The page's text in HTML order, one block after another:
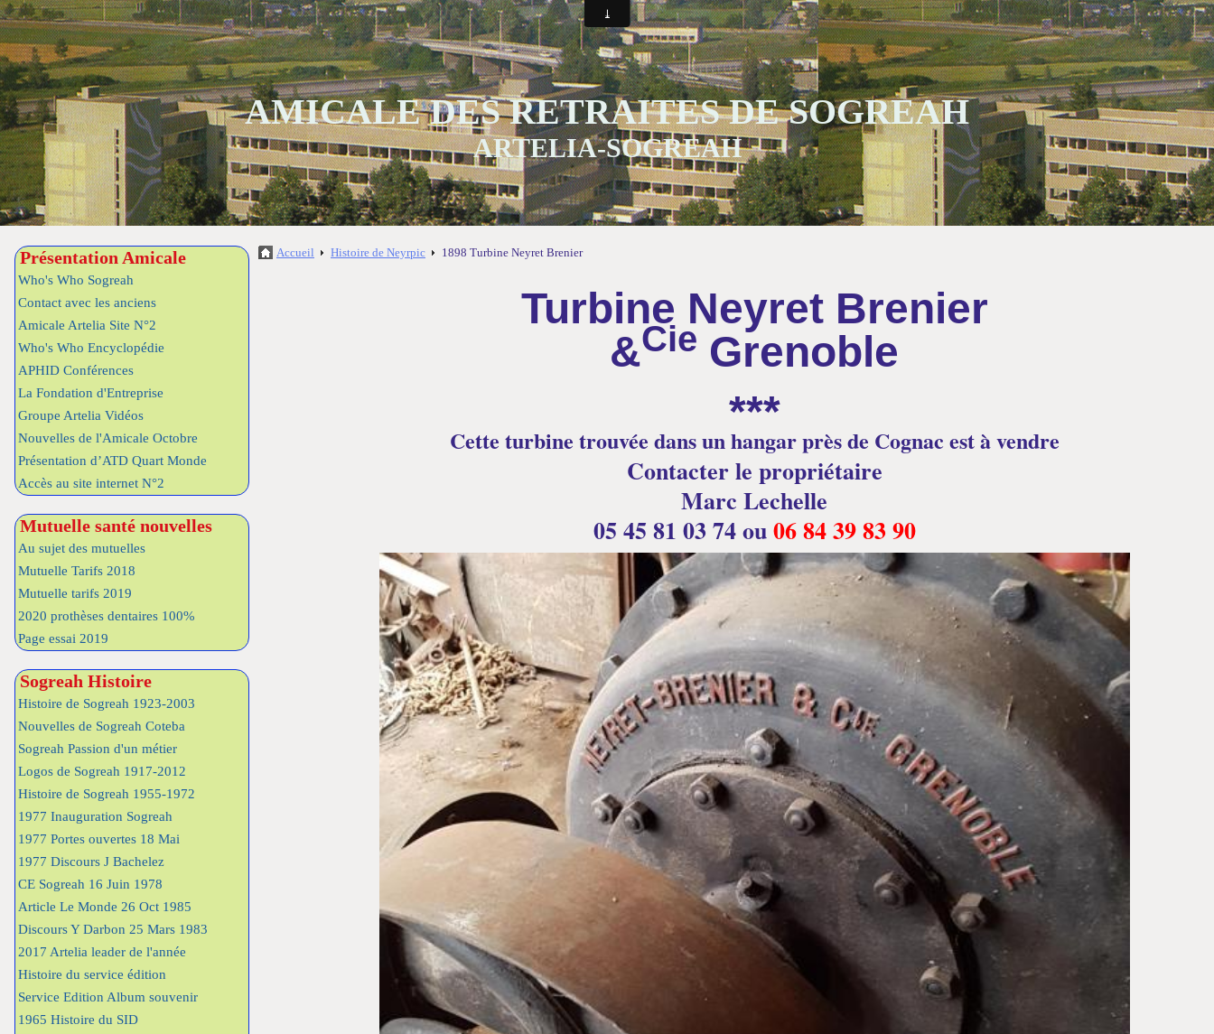
AMICALE DES RETRAITES DE SOGREAH
ARTELIA-SOGREAH
Présentation Amicale
Who's Who Sogreah
Contact avec les anciens
Amicale Artelia Site N°2
Who's Who Encyclopédie
APHID Conférences
La Fondation d'Entreprise
Groupe Artelia Vidéos
Nouvelles de l'Amicale Octobre
Présentation d’ATD Quart Monde
Accès au site internet N°2
Mutuelle santé nouvelles
Au sujet des mutuelles
Mutuelle Tarifs 2018
Mutuelle tarifs 2019
2020 prothèses dentaires 100%
Page essai 2019
Sogreah Histoire
Histoire de Sogreah 1923-2003
Nouvelles de Sogreah Coteba
Sogreah Passion d'un métier
Logos de Sogreah 1917-2012
Histoire de Sogreah 1955-1972
1977 Inauguration Sogreah
1977 Portes ouvertes 18 Mai
1977 Discours J Bachelez
CE Sogreah 16 Juin 1978
Article Le Monde 26 Oct 1985
Discours Y Darbon 25 Mars 1983
2017 Artelia leader de l'année
Histoire du service édition
Service Edition Album souvenir
1965 Histoire du SID
Accueil Histoire de Neyrpic 1898 Turbine Neyret Brenier
Turbine Neyret Brenier
&Cie Grenoble
***
Cette turbine trouvée dans un hangar près de Cognac est à vendre
Contacter le propriétaire
Marc Lechelle
05 45 81 03 74 ou06 84 39 83 90